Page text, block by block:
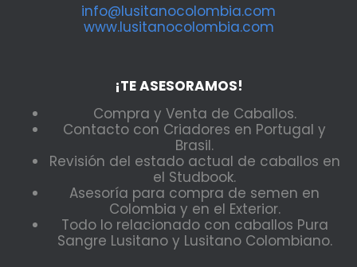
info@lusitanocolombia.com
www.lusitanocolombia.com
¡TE ASESORAMOS!
Compra y Venta de Caballos.
Contacto con Criadores en Portugal y
Brasil.
Revisión del estado actual de caballos en
el Studbook.
Asesoría para compra de semen en
Colombia y en el Exterior.
Todo lo relacionado con caballos Pura
Sangre Lusitano y Lusitano Colombiano.